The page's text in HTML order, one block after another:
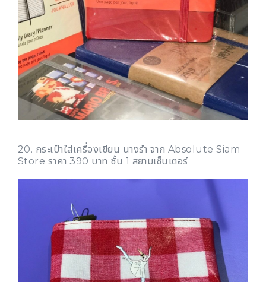
20. กระเป๋าใส่เครื่องเขียน นางรำ จาก Absolute Siam
Store ราคา 390 บาท ชั้น 1 สยามเซ็นเตอร์